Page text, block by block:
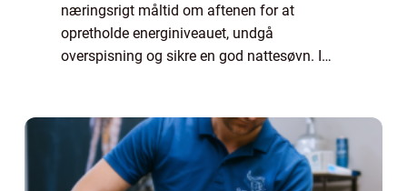
næringsrigt måltid om aftenen for at
opretholde energiniveauet, undgå
overspisning og sikre en god nattesøvn. I